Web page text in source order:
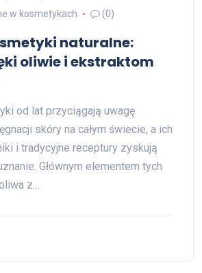
w kosmetykach
(0)
naturalne:
oliwie i ekstraktom
od lat przyciągają uwagę
skóry na całym świecie, a ich
i tradycyjne receptury zyskują
Głównym elementem tych
z…